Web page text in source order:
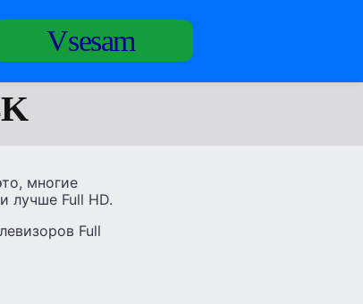
Vsesam
многие
лучше Full HD.
Full